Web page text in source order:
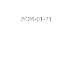
2026-01-21